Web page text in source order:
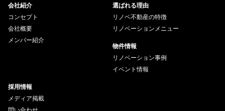
会社紹介
コンセプト
会社概要
メンバー紹介
選ばれる理由
リノベ不動産の特徴
リノベーションメニュー
物件情報
リノベーション事例
イベント情報
採用情報
メディア掲載